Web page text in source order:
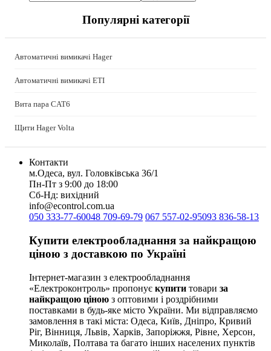
LogicPower (Україна)
LuxPower (Китай)
Mersen (Франція)
NOARK
OZKA (Україна)
Phoenix Contact (Німеччина)
Pro'sKit (Тайвань)
PYLONTECH (Китай)
Radpol (Польща)
Raut (Україна)
Reliance (Україна)
REM POWER (Словенія)
Selec (Індія)
SEZ (Словаччина)
Smart-MAIC
Socomec (Франція)
SOFAR (Китай)
Sungrow (Китай)
TAB (Словенія)
Популярні категорії
Автоматичні вимикачі Hager
Автоматичні вимикачі ETI
Вита пара CAT6
Щити Hager Volta
Контакти
м.Одеса, вул. Головківська 36/1
Пн-Пт з 9:00 до 18:00
Сб-Нд: вихідний
info@econtrol.com.ua
050 333-77-60048 709-69-79 067 557-02-95093 836-58-13
Купити електрообладнання за найкращою
ціною з доставкою по Україні
Інтернет-магазин з електрообладнання
«Електроконтроль» пропонує купити товари за
найкращою ціною з оптовими і роздрібними
поставками в будь-яке місто України. Ми відправляємо
замовлення в такі міста: Одеса, Київ, Дніпро, Кривий
Ріг, Вінниця, Львів, Харків, Запоріжжя, Рівне, Херсон,
Миколаїв, Полтава та багато інших населених пунктів